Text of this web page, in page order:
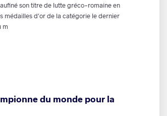
son titre de lutte gréco-romaine en
médailles d'or de la catégorie le dernier
m
du monde pour la